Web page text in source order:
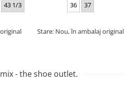
43 1/3 36 37
Stare: Nou, în ambalaj original
- the shoe outlet.